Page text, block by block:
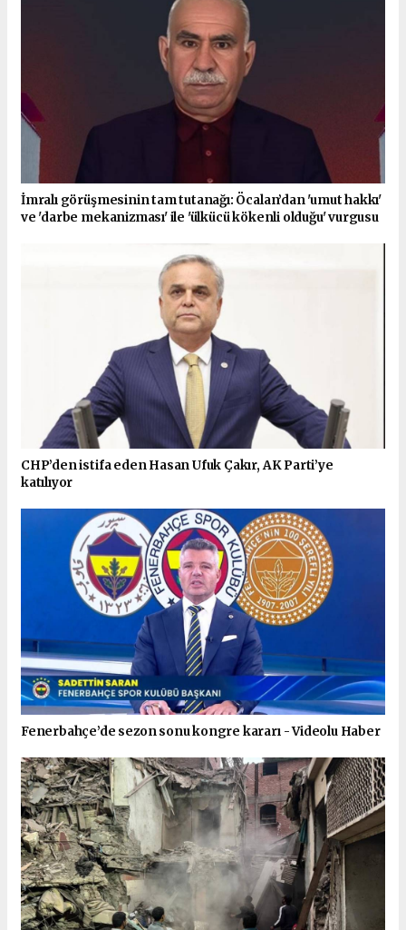
İmralı görüşmesinin tam tutanağı: Öcalan’dan 'umut hakkı'
ve 'darbe mekanizması' ile 'ülkücü kökenli olduğu' vurgusu
CHP’den istifa eden Hasan Ufuk Çakır, AK Parti’ye
katılıyor
Fenerbahçe’de sezon sonu kongre kararı - Videolu Haber